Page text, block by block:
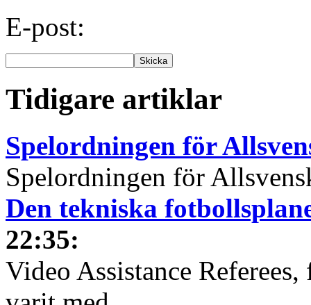
E-post:
Tidigare artiklar
Spelordningen för
Spelordningen för
Den tekniska
22:35:
Video Assistance